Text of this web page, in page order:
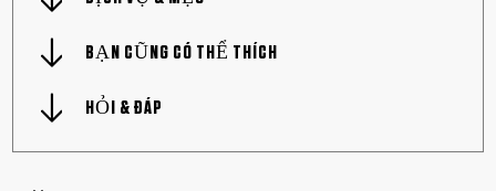
BẠN CŨNG CÓ THỂ THÍCH
HỎI & ĐÁP